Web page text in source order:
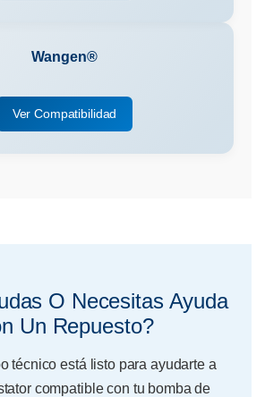
Wangen®
Ver Compatibilidad
O Necesitas Ayuda
Un Repuesto?
técnico está listo para ayudarte a
compatible con tu bomba de